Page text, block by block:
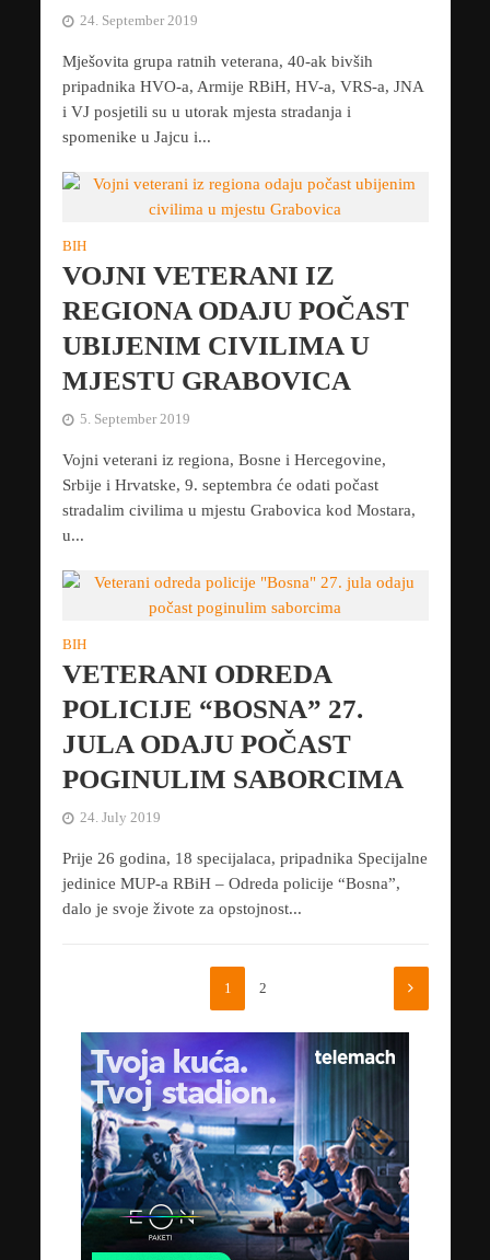
24. September 2019
Mješovita grupa ratnih veterana, 40-ak bivših
pripadnika HVO-a, Armije RBiH, HV-a, VRS-a, JNA
i VJ posjetili su u utorak mjesta stradanja i
spomenike u Jajcu i...
BIH
VOJNI VETERANI IZ
REGIONA ODAJU POČAST
UBIJENIM CIVILIMA U
MJESTU GRABOVICA
5. September 2019
Vojni veterani iz regiona, Bosne i Hercegovine,
Srbije i Hrvatske, 9. septembra će odati počast
stradalim civilima u mjestu Grabovica kod Mostara,
u...
BIH
VETERANI ODREDA
POLICIJE “BOSNA” 27.
JULA ODAJU POČAST
POGINULIM SABORCIMA
24. July 2019
Prije 26 godina, 18 specijalaca, pripadnika Specijalne
jedinice MUP-a RBiH – Odreda policije “Bosna”,
dalo je svoje živote za opstojnost...
1 2